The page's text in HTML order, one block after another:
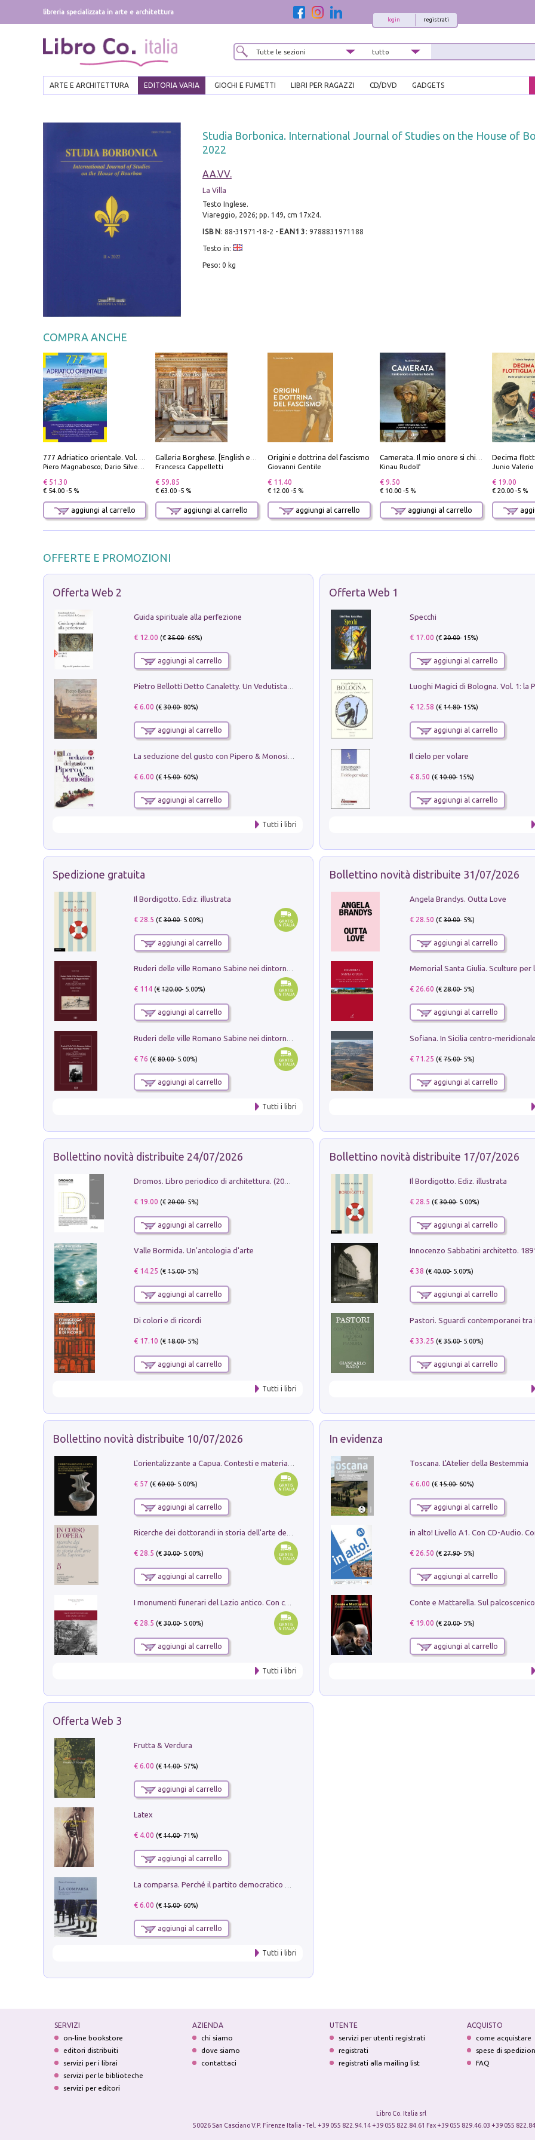
libreria specializzata in arte e architettura
registrati
login
ARTE E ARCHITETTURA EDITORIA VARIA GIOCHI E FUMETTI LIBRI PER RAGAZZI CD/DVD GADGETS
Studia Borbonica. International Journal of Studies on the House of
2022
AA.VV.
La Villa
Testo Inglese.
Viareggio, 2026; pp. 149, cm 17x24.
ISBN : 88-31971-18-2 - EAN13 : 9788831971188
Testo in:
Peso: 0 kg
COMPRA ANCHE
777 Adriatico orientale. Vol. 1: Istria, Costa della Dalmazia da Smrika a Zara, Isole del Quarnaro, Pag, Arcipelaghi di Zara, Sibenico e Incoronate
Piero Magnabosco; Dario Silvestro; Marco Sbrizzi
€ 51.30
€ 54.00 -5 %
aggiungi al carrello
Galleria Borghese. [English edition]
Francesca Cappelletti
€ 59.85
€ 63.00 -5 %
aggiungi al carrello
Origini e dottrina del fascismo
Giovanni Gentile
€ 11.40
€ 12.00 -5 %
aggiungi al carrello
Camerata. Il mio onore si chiama fedeltà
Kinau Rudolf
€ 9.50
€ 10.00 -5 %
aggiungi al carrello
Junio Valerio
€ 19.00
€ 20.00 -5 %
OFFERTE E PROMOZIONI
Offerta Web 2
Guida spirituale alla perfezione
€ 12.00 (€35.00- 66%)
aggiungi al carrello
Pietro Bellotti Detto Canaletty. Un Vedutista Veneziano nella Francia dell'Ancien Régime
€ 6.00 (€30.00- 80%)
aggiungi al carrello
€ 6.00 (€15.00- 60%)
aggiungi al carrello
Tutti i libri
Offerta Web 1
Specchi
€ 17.00 (€20.00- 15%)
aggiungi al carrello
€ 12.58 (€14.80- 15%)
aggiungi al carrello
Il cielo per volare
€ 8.50 (€10.00- 15%)
aggiungi al carrello
Spedizione gratuita
Il Bordigotto. Ediz. illustrata
€ 28.5 (€30.00- 5.00%)
aggiungi al carrello
Ruderi delle ville Romano Sabine nei dintorni di Poggio Mirteto. Illustrati dal dott.re prof.re cav.re Ercole Nardi regio ispettore degli scavi e monumenti. Anno 1885. Tavole e studio. Con 25 tavole fuori testo in cartella editoriale
€ 114(€120.00- 5.00%)
aggiungi al carrello
€ 76 (€80.00- 5.00%)
aggiungi al carrello
Tutti i libri
Bollettino novità distribuite 31/07/2026
Angela Brandys. Outta Love
€ 28.50 (€30.00- 5%)
aggiungi al carrello
€ 26.60 (€28.00- 5%)
aggiungi al carrello
€ 71.25 (€75.00- 5%)
aggiungi al carrello
Bollettino novità distribuite 24/07/2026
Dromos. Libro periodico di architettura. (2026). Vol. 15: Post-model
€ 19.00 (€20.00- 5%)
aggiungi al carrello
Valle Bormida. Un'antologia d'arte
€ 14.25 (€15.00- 5%)
aggiungi al carrello
Di colori e di ricordi
€ 17.10 (€18.00- 5%)
aggiungi al carrello
Tutti i libri
Bollettino novità distribuite 17/07/2026
Il Bordigotto. Ediz. illustrata
€ 28.5 (€30.00- 5.00%)
aggiungi al carrello
Innocenzo Sabbatini architetto.
€ 38 (€40.00- 5.00%)
aggiungi al carrello
€ 33.25 (€35.00- 5.00%)
aggiungi al carrello
Bollettino novità distribuite 10/07/2026
€ 57 (€60.00- 5.00%)
aggiungi al carrello
Ricerche dei dottorandi in storia dell'arte della Sapienza
€ 28.5 (€30.00- 5.00%)
aggiungi al carrello
I monumenti funerari del Lazio antico. Con cartella con tavole
€ 28.5 (€30.00- 5.00%)
aggiungi al carrello
Tutti i libri
In evidenza
Toscana. L'Atelier della Bestemmia
€ 6.00 (€15.00- 60%)
aggiungi al carrello
€ 26.50 (€27.90- 5%)
aggiungi al carrello
€ 19.00 (€20.00- 5%)
aggiungi al carrello
Offerta Web 3
Frutta & Verdura
€ 6.00 (€14.00- 57%)
aggiungi al carrello
Latex
€ 4.00 (€14.00- 71%)
aggiungi al carrello
€ 6.00 (€15.00- 60%)
aggiungi al carrello
Tutti i libri
SERVIZI
on-line bookstore
editori distribuiti
servizi per i librai
servizi per le biblioteche
servizi per editori
AZIENDA
chi siamo
dove siamo
contattaci
UTENTE
servizi per utenti registrati
registrati
registrati alla mailing list
ACQUISTO
come acquistare
spese di
FAQ
Libro Co. Italia srl
50026 San Casciano V.P. Firenze Italia - Tel. +39 055 822.94.14 +39 055 822.84.61 Fax +39 055 829.46.03 +39 055